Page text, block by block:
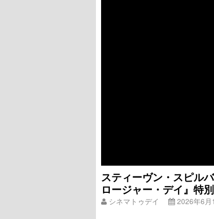
スティーヴン・スピル
ロージャー・デイ』特
シネマトゥデイ 2026年6月